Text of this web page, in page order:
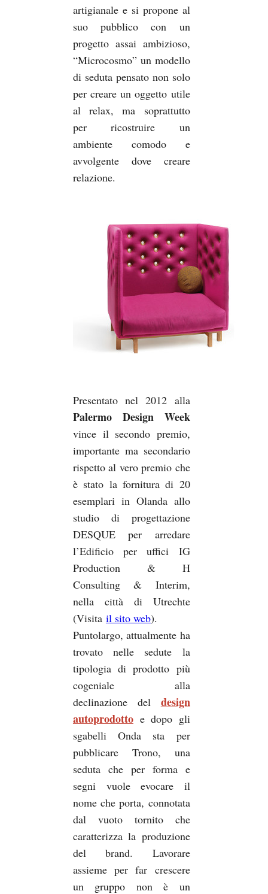
artigianale e si propone al
suo pubblico con un
progetto assai ambizioso,
“Microcosmo” un modello
di seduta pensato non solo
per creare un oggetto utile
al relax, ma soprattutto
per ricostruire un
ambiente comodo e
avvolgente dove creare
relazione.
Presentato nel 2012 alla
Palermo Design Week
vince il secondo premio,
importante ma secondario
rispetto al vero premio che
è stato la fornitura di 20
esemplari in Olanda allo
studio di progettazione
DESQUE per arredare
l’Edificio per uffici IG
Production & H
Consulting & Interim,
nella città di Utrechte
(Visita il sito web).
Puntolargo, attualmente ha
trovato nelle sedute la
tipologia di prodotto più
cogeniale alla
declinazione del design
autoprodottoe dopo gli
sgabelli Onda sta per
pubblicare Trono, una
seduta che per forma e
segni vuole evocare il
nome che porta, connotata
dal vuoto tornito che
caratterizza la produzione
del brand. Lavorare
assieme per far crescere
un gruppo non è un